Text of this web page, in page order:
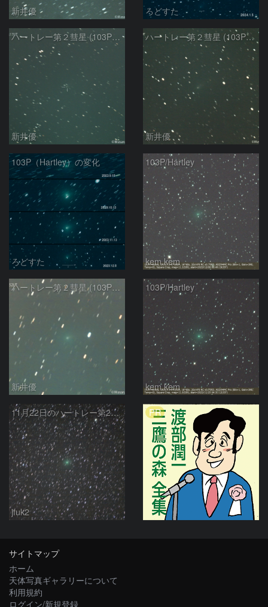
新井優 ろどすた
ハートレー第２彗星 (103P)：2023/12/23
新井優
ハートレー第２彗星 (103P)：2023/12/18
新井優
103P（Hartley）の変化
ろどすた
103P/Hartley
kem.kem
ハートレー第２彗星 (103P)：2023/11/24
新井優
103P/Hartley
kem.kem
11月22日のハートレー第2彗星
jfuk2
PR
サイトマップ
ホーム
天体写真ギャラリーについて
利用規約
ログイン/新規登録